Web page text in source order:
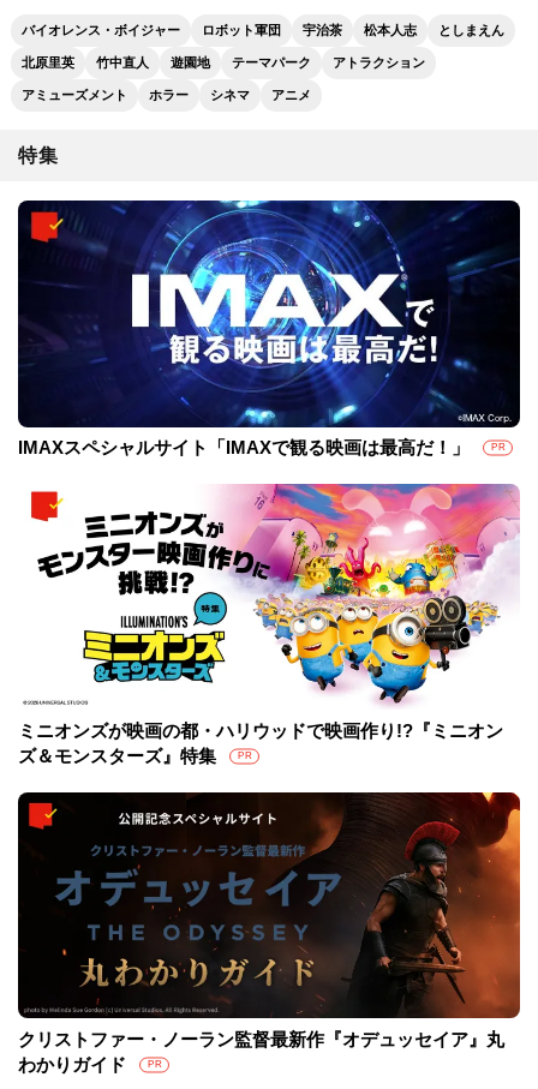
バイオレンス・ボイジャー ロボット軍団 宇治茶 松本人志 としまえん
北原里英 竹中直人 遊園地 テーマパーク アトラクション
アミューズメント ホラー シネマ アニメ
特集
IMAXスペシャルサイト「IMAXで観る映画は最高だ！」 PR
ミニオンズが映画の都・ハリウッドで映画作り!?『ミニオン
ズ＆モンスターズ』特集
PR
クリストファー・ノーラン監督最新作『オデュッセイア』丸
わかりガイド
PR